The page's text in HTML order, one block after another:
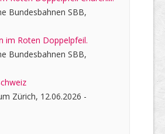
Bundesbahnen SBB,
im Roten Doppelpfeil.
Bundesbahnen SBB,
Zürich, 12.06.2026 -